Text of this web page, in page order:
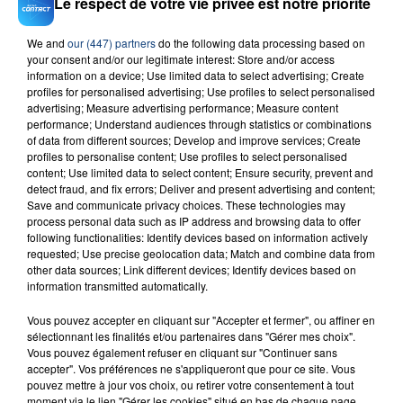
Self Aware
FIL D'ACTU
23 juillet 2026
INCENDIE MORTEL À LENS : UNE FEMME ET
We and our (447) partnersdo the following data processing based on
your consent and/or our legitimate interest: Store and/or access
information on a device; Use limited data to select advertising; Create
profiles for personalised advertising; Use profiles to select personalised
advertising; Measure advertising performance; Measure content
performance; Understand audiences through statistics or combinations
of data from different sources; Develop and improve services; Create
profiles to personalise content; Use profiles to select personalised
content; Use limited data to select content; Ensure security, prevent and
detect fraud, and fix errors; Deliver and present advertising and content;
Save and communicate privacy choices. These technologies may
process personal data such as IP address and browsing data to offer
following functionalities: Identify devices based on information actively
requested; Use precise geolocation data; Match and combine data from
other data sources; Link different devices; Identify devices based on
information transmitted automatically.
Vous pouvez accepter en cliquant sur "Accepter et fermer", ou affiner en
sélectionnant les finalités et/ou partenaires dans "Gérer mes choix".
Vous pouvez également refuser en cliquant sur "Continuer sans
accepter". Vos préférences ne s'appliqueront que pour ce site. Vous
pouvez mettre à jour vos choix, ou retirer votre consentement à tout